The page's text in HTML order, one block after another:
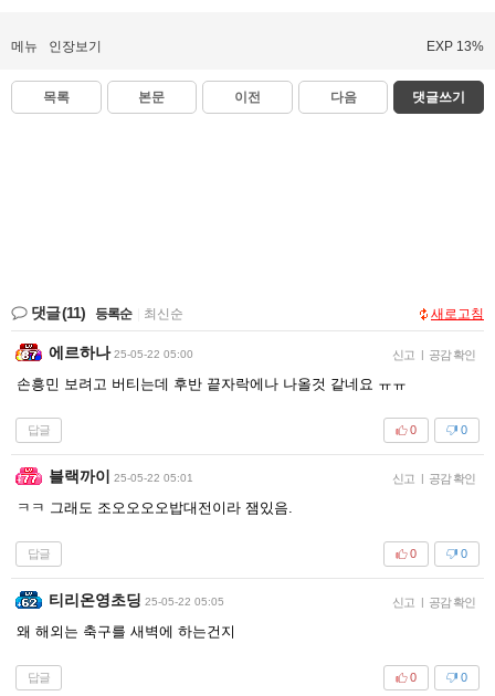
메뉴 인장보기 EXP 13%
목록 본문 이전 다음 댓글쓰기
댓글(11) 등록순 최신순 새로고침
에르하나 25-05-22 05:00 신고 | 공감 확인
손흥민 보려고 버티는데 후반 끝자락에나 나올것 같네요 ㅠㅠ
답글 0
0
블랙까이 25-05-22 05:01 신고 | 공감 확인
ㅋㅋ 그래도 조오오오오밥대전이라 잼있음.
답글 0
0
티리온영초딩 25-05-22 05:05 신고 | 공감 확인
왜 해외는 축구를 새벽에 하는건지
답글 0
0